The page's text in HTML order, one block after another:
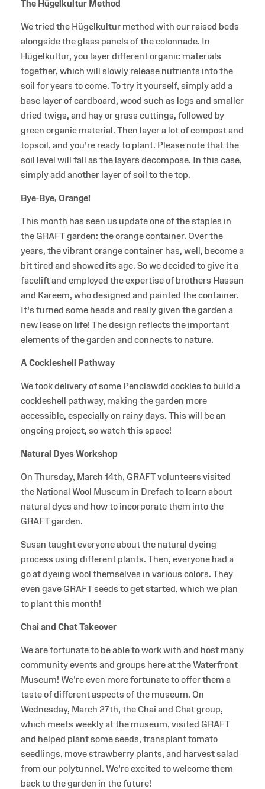
The Hügelkultur Method
We tried the Hügelkultur method with our raised beds
alongside the glass panels of the colonnade. In
Hügelkultur, you layer different organic materials
together, which will slowly release nutrients into the
soil for years to come. To try it yourself, simply add a
base layer of cardboard, wood such as logs and smaller
dried twigs, and hay or grass cuttings, followed by
green organic material. Then layer a lot of compost and
topsoil, and you're ready to plant. Please note that the
soil level will fall as the layers decompose. In this case,
simply add another layer of soil to the top.
Bye-Bye, Orange!
This month has seen us update one of the staples in
the GRAFT garden: the orange container. Over the
years, the vibrant orange container has, well, become a
bit tired and showed its age. So we decided to give it a
facelift and employed the expertise of brothers Hassan
and Kareem, who designed and painted the container.
It's turned some heads and really given the garden a
new lease on life! The design reflects the important
elements of the garden and connects to nature.
A Cockleshell Pathway
We took delivery of some Penclawdd cockles to build a
cockleshell pathway, making the garden more
accessible, especially on rainy days. This will be an
ongoing project, so watch this space!
Natural Dyes Workshop
On Thursday, March 14th, GRAFT volunteers visited
the National Wool Museum in Drefach to learn about
natural dyes and how to incorporate them into the
GRAFT garden.
Susan taught everyone about the natural dyeing
process using different plants. Then, everyone had a
go at dyeing wool themselves in various colors. They
even gave GRAFT seeds to get started, which we plan
to plant this month!
Chai and Chat Takeover
We are fortunate to be able to work with and host many
community events and groups here at the Waterfront
Museum! We're even more fortunate to offer them a
taste of different aspects of the museum. On
Wednesday, March 27th, the Chai and Chat group,
which meets weekly at the museum, visited GRAFT
and helped plant some seeds, transplant tomato
seedlings, move strawberry plants, and harvest salad
from our polytunnel. We're excited to welcome them
back to the garden in the future!